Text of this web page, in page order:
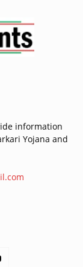
information
Yojana and